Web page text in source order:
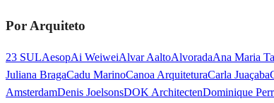
Por Arquiteto
23 SULAesopAi WeiweiAlvar AaltoAlvoradaAna Maria
Juliana BragaCadu MarinoCanoa ArquiteturaCarla Juaçaba
AmsterdamDenis JoelsonsDOK ArchitectenDominique